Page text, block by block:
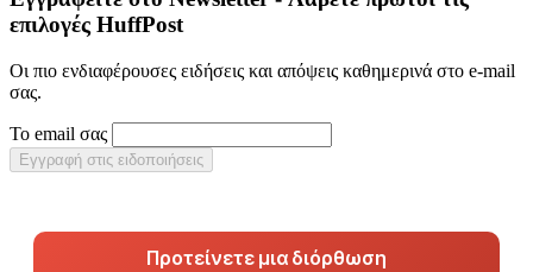
επιλογές HuffPost
Οι πιο ενδιαφέρουσες ειδήσεις και απόψεις καθημερινά στο e-mail
σας.
Το email σας
Εγγραφή στις ειδοποιήσεις
Προτείνετε μια διόρθωση